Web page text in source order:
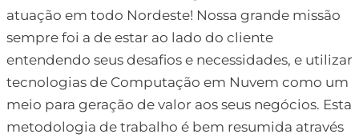
atuação em todo Nordeste! Nossa grande missão
sempre foi a de estar ao lado do cliente
entendendo seus desafios e necessidades, e utilizar
tecnologias de Computação em Nuvem como um
meio para geração de valor aos seus negócios. Esta
metodologia de trabalho é bem resumida através